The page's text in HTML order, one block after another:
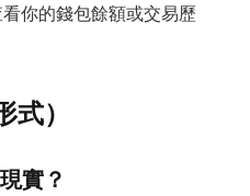
看你的錢包餘額或交易歷
）
實？